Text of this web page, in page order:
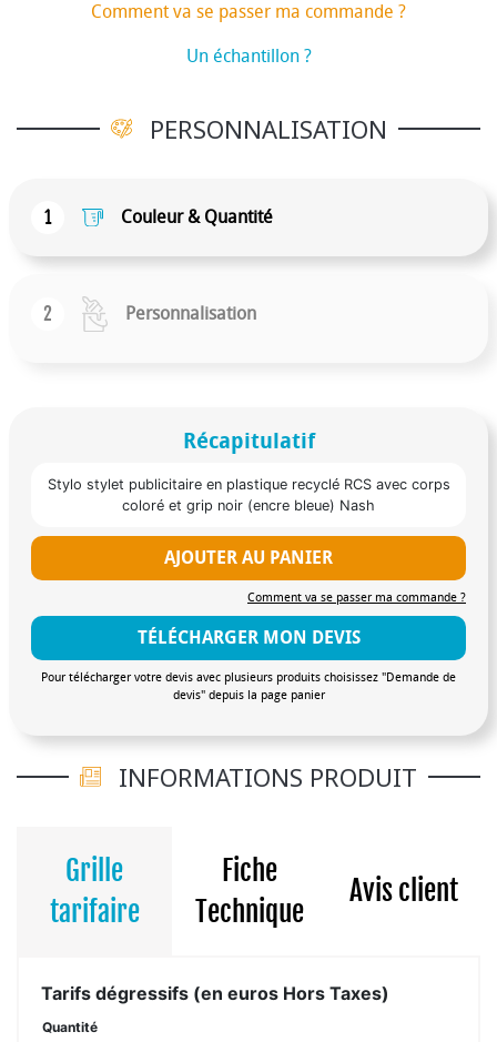
Comment va se passer ma commande ?
Un échantillon ?
PERSONNALISATION
1 Couleur & Quantité
2 Personnalisation
Récapitulatif
Stylo stylet publicitaire en plastique recyclé RCS avec corps
coloré et grip noir (encre bleue) Nash
AJOUTER AU PANIER
Comment va se passer ma commande ?
TÉLÉCHARGER MON DEVIS
Pour télécharger votre devis avec plusieurs produits choisissez "Demande de
devis" depuis la page panier
INFORMATIONS PRODUIT
Grille
tarifaire
Fiche
Technique
Avis client
Tarifs dégressifs (en euros Hors Taxes)
Quantité